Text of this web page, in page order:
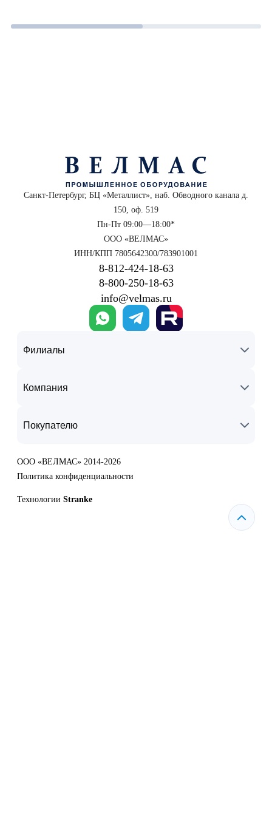
Санкт-Петербург, БЦ «Металлист», наб. Обводного канала д.
150, оф. 519
Пн-Пт 09:00—18:00*
ООО «ВЕЛМАС»
ИНН/КПП 7805642300/783901001
8‑812‑424‑18‑63
8‑800‑250‑18‑63
info@velmas.ru
Филиалы
Компания
Покупателю
ООО «ВЕЛМАС» 2014-2026
Политика конфиденциальности
Технологии Stranke